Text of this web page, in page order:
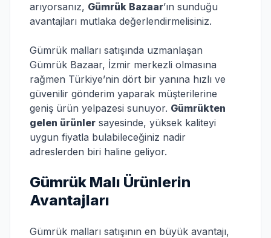
arıyorsanız, Gümrük Bazaar’ın sunduğu
avantajları mutlaka değerlendirmelisiniz.
Gümrük malları satışında uzmanlaşan
Gümrük Bazaar, İzmir merkezli olmasına
rağmen Türkiye’nin dört bir yanına hızlı ve
güvenilir gönderim yaparak müşterilerine
geniş ürün yelpazesi sunuyor. Gümrükten
gelen ürünler sayesinde, yüksek kaliteyi
uygun fiyatla bulabileceğiniz nadir
adreslerden biri haline geliyor.
Gümrük Malı Ürünlerin
Avantajları
Gümrük malları satışının en büyük avantajı,